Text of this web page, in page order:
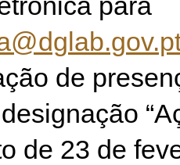
para
de
de 23 de